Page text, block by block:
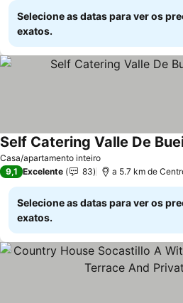
Selecione as datas para ver os
exatos.
Casa/apartamento inteiro
Self Catering Valle De
9,1 Excelente 83 a 5.7 km de
Selecione as datas para ver os
exatos.